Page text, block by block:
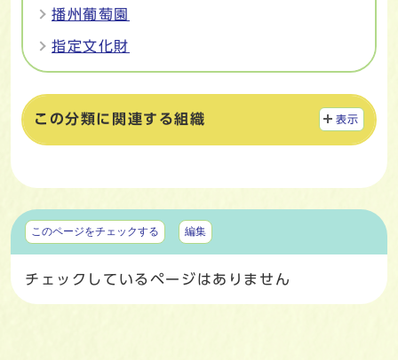
播州葡萄園
指定文化財
この分類に関連する組織 表示
マイページ
このページをチェックする 編集
チェックしているページはありません